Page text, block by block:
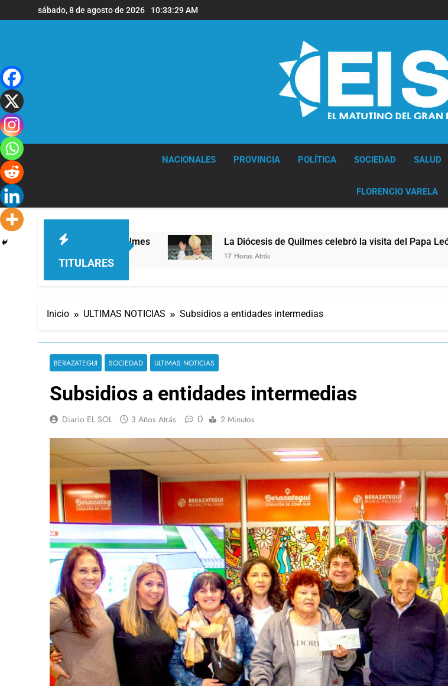
al
sábado, 8 de agosto de 2026 10:33:30 AM
NACIONALES PROVINCIA POLÍTICA SOCIEDAD SALUD
FLORENCIO VARELA
TITULARES
de Quilmes La Diócesis de Quilmes celebró la visita del Papa León XIV a la Argentina
17 Horas Atrás
Inicio ULTIMAS NOTICIAS Subsidios a entidades intermedias
BERAZATEGUI SOCIEDAD ULTIMAS NOTICIAS
Subsidios a entidades intermedias
Diario EL SOL 3 Años Atrás 0 2 Minutos